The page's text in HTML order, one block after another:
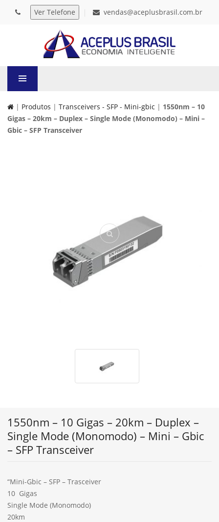
vendas@aceplusbrasil.com.br
| Produtos | Transceivers - SFP - Mini-gbic | 1550nm – 10
Gigas – 20km – Duplex – Single Mode (Monomodo) – Mini –
Gbic – SFP Transceiver
1550nm – 10 Gigas – 20km – Duplex –
Single Mode (Monomodo) – Mini – Gbic
– SFP Transceiver
“Mini-Gbic – SFP – Trasceiver
10 Gigas
Single Mode (Monomodo)
20km